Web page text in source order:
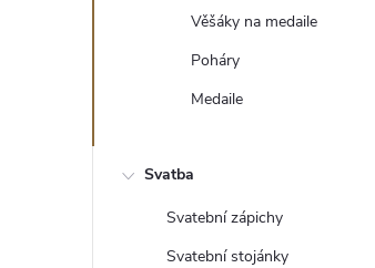
e
Věšáky na medaile
Poháry
Medaile
Svatba
Svatební zápichy
Svatební stojánky